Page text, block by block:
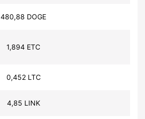
480,88 DOGE
1,894 ETC
0,452 LTC
4,85 LINK